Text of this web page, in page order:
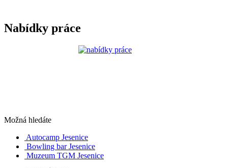
Nabídky práce
Možná hledáte
Autocamp Jesenice
Bowling bar Jesenice
Muzeum TGM Jesenice